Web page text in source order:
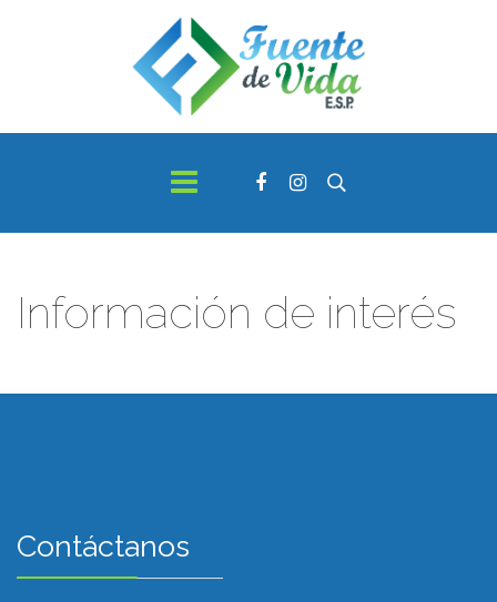
Información de interés
Contáctanos